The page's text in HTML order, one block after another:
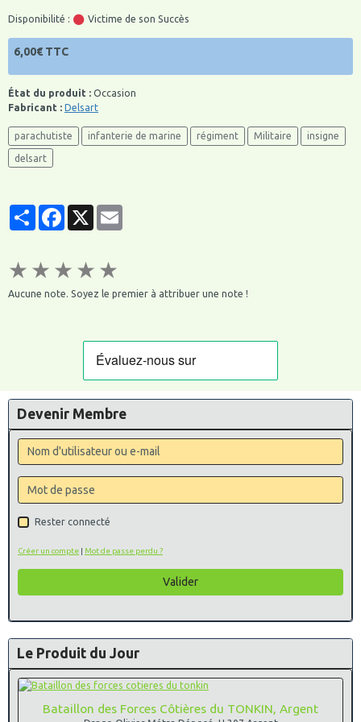
Disponibilité : Victime de son Succès
6,00€ TTC
État du produit : Occasion
Fabricant : Delsart
parachutiste infanterie de marine régiment Militaire insigne
delsart
PartagerFacebook
X
★ ★ ★ ★ ★
Aucune note. Soyez le premier à attribuer une note !
Devenir Membre
Rester connecté
Créer un compte | Mot de passe perdu ?
Valider
Le Produit du Jour
Bataillon des Forces Côtières du TONKIN, Argent